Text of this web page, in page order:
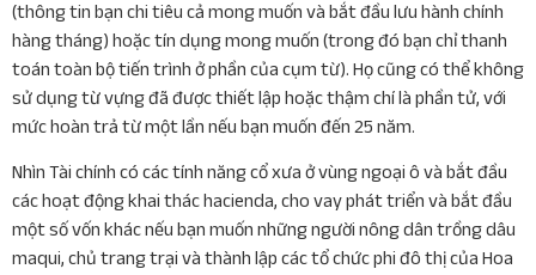
(thông tin bạn chi tiêu cả mong muốn và bắt đầu lưu hành chính
hàng tháng) hoặc tín dụng mong muốn (trong đó bạn chỉ thanh
toán toàn bộ tiến trình ở phần của cụm từ). Họ cũng có thể không
sử dụng từ vựng đã được thiết lập hoặc thậm chí là phần tử, với
mức hoàn trả từ một lần nếu bạn muốn đến 25 năm.
Nhìn Tài chính có các tính năng cổ xưa ở vùng ngoại ô và bắt đầu
các hoạt động khai thác hacienda, cho vay phát triển và bắt đầu
một số vốn khác nếu bạn muốn những người nông dân trồng dâu
maqui, chủ trang trại và thành lập các tổ chức phi đô thị của Hoa